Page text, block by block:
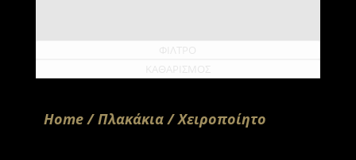
Home/Πλακάκια/ Χειροποίητο